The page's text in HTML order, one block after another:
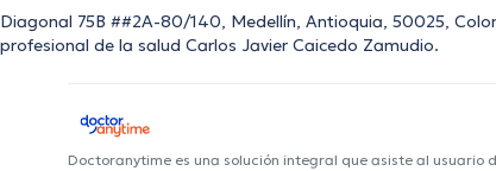
Diagonal 75B ##2A-80/140, Medellín, Antioquia, 50025,
profesional de la salud Carlos Javier Caicedo Zamudio.
Doctoranytime es una solución integral que asiste al usuario